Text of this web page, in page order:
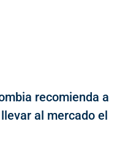
recomienda a
al mercado el